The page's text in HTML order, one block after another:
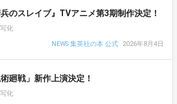
兵のスレイブ』TVアニメ第3期制作決定！
化
NEWS 集英社の本 公式
2026年8月4日
廻戦」新作上演決定！
化